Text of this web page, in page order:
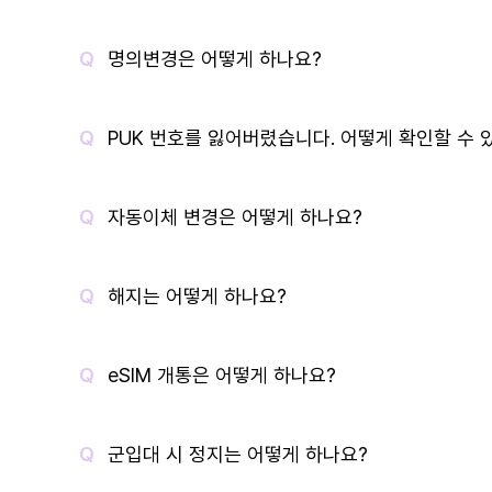
명의변경은 어떻게 하나요?
PUK 번호를 잃어버렸습니다. 어떻게 확인할 수
자동이체 변경은 어떻게 하나요?
해지는 어떻게 하나요?
eSIM 개통은 어떻게 하나요?
군입대 시 정지는 어떻게 하나요?